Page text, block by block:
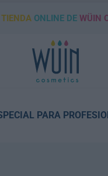
TIENDA ONLINE DE WÜIN
PARA